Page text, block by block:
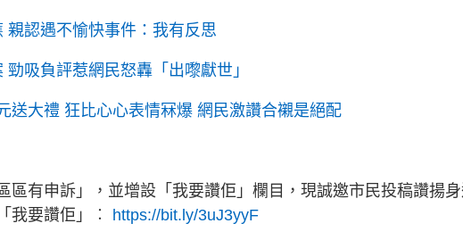
認遇不愉快事件：我有反思
吸負評惹網民怒轟「出嚟獻世」
送大禮 狂比心心表情冧爆 網民激讚合襯是絕配
區有申訴」，並增設「我要讚佢」欄目，現誠邀市民投稿讚揚
我要讚佢」︰ https://bit.ly/3uJ3yyF